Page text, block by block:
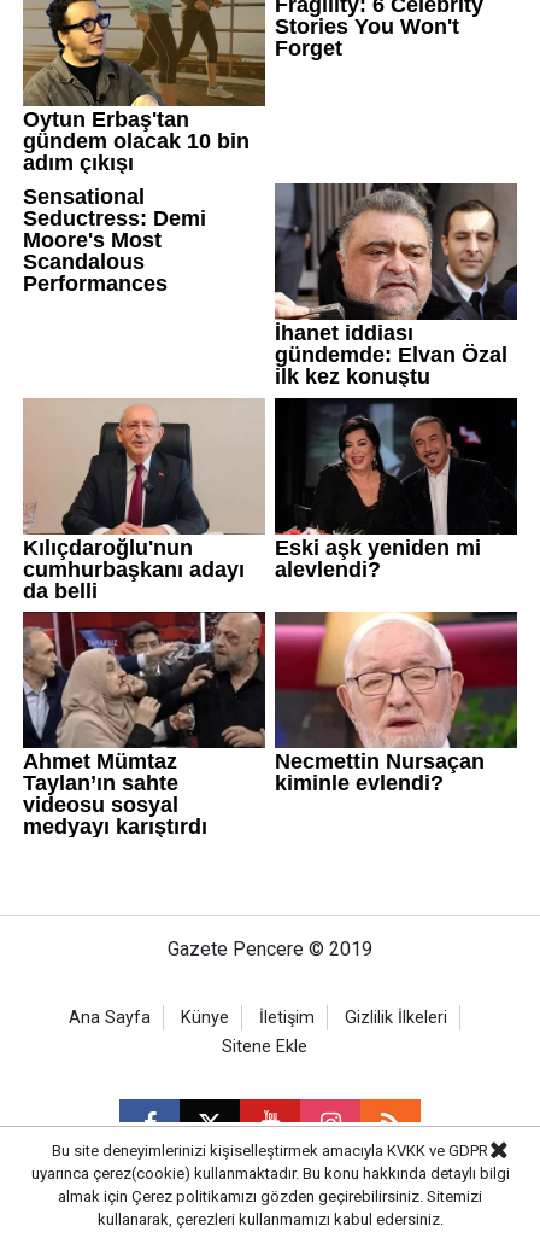
Gazete Pencere © 2019
Ana Sayfa Künye İletişim
Gizlilik İlkeleri
Sitene Ekle
CM Bilişim
Bu site deneyimlerinizi kişiselleştirmek amacıyla KVKK ve GDPR
uyarınca çerez(cookie) kullanmaktadır. Bu konu hakkında detaylı bilgi
almak için Çerez politikamızı gözden geçirebilirsiniz. Sitemizi
kullanarak, çerezleri kullanmamızı kabul edersiniz.